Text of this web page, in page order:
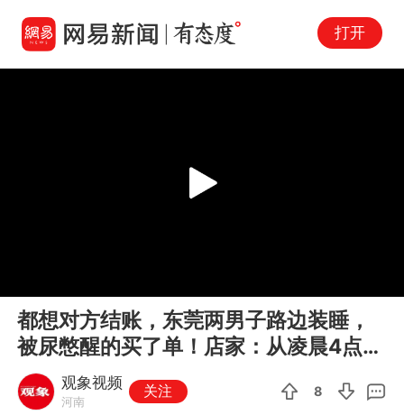
打开
Play
都想对方结账，东莞两男子路边装睡，
被尿憋醒的买了单！店家：从凌晨4点耗
到7点观象视频
河南
关注 8